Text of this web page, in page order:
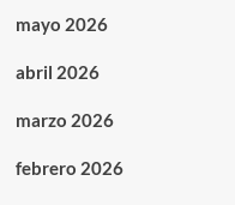
mayo 2026
abril 2026
marzo 2026
febrero 2026